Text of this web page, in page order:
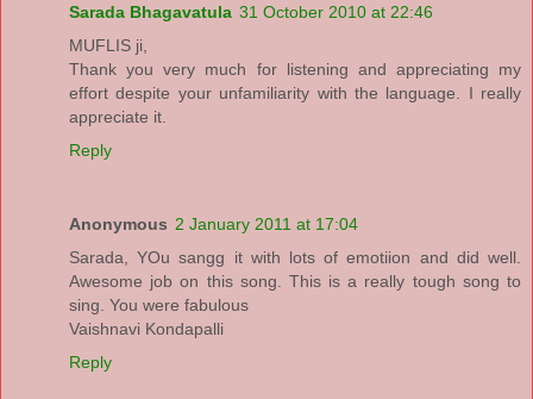
Sarada Bhagavatula 31 October 2010 at 22:46
MUFLIS ji,
Thank you very much for listening and appreciating my
effort despite your unfamiliarity with the language. I really
appreciate it.
Reply
Anonymous 2 January 2011 at 17:04
Sarada, YOu sangg it with lots of emotiion and did well.
Awesome job on this song. This is a really tough song to
sing. You were fabulous
Vaishnavi Kondapalli
Reply